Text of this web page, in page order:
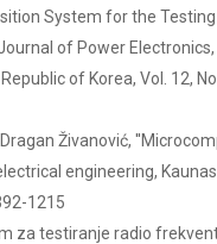
System for the
of Power
of Korea, Vol. 12,
Živanović,
engineering,
1215
za testiranje radio